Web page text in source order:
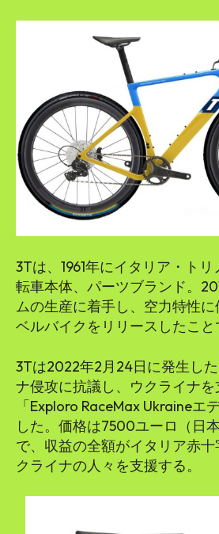
3Tは、1961年にイタリア・ト
転車本体、パーツブランド。
ムの生産に着手し、空力特性
ベルバイクをリリースしたこと
3Tは2022年2月24日に発生し
ナ侵攻に抗議し、ウクライナ
「Exploro RaceMax Ukraineエ
した。価格は7500ユーロ（日
で、収益の全額がイタリア赤
クライナの人々を支援する。